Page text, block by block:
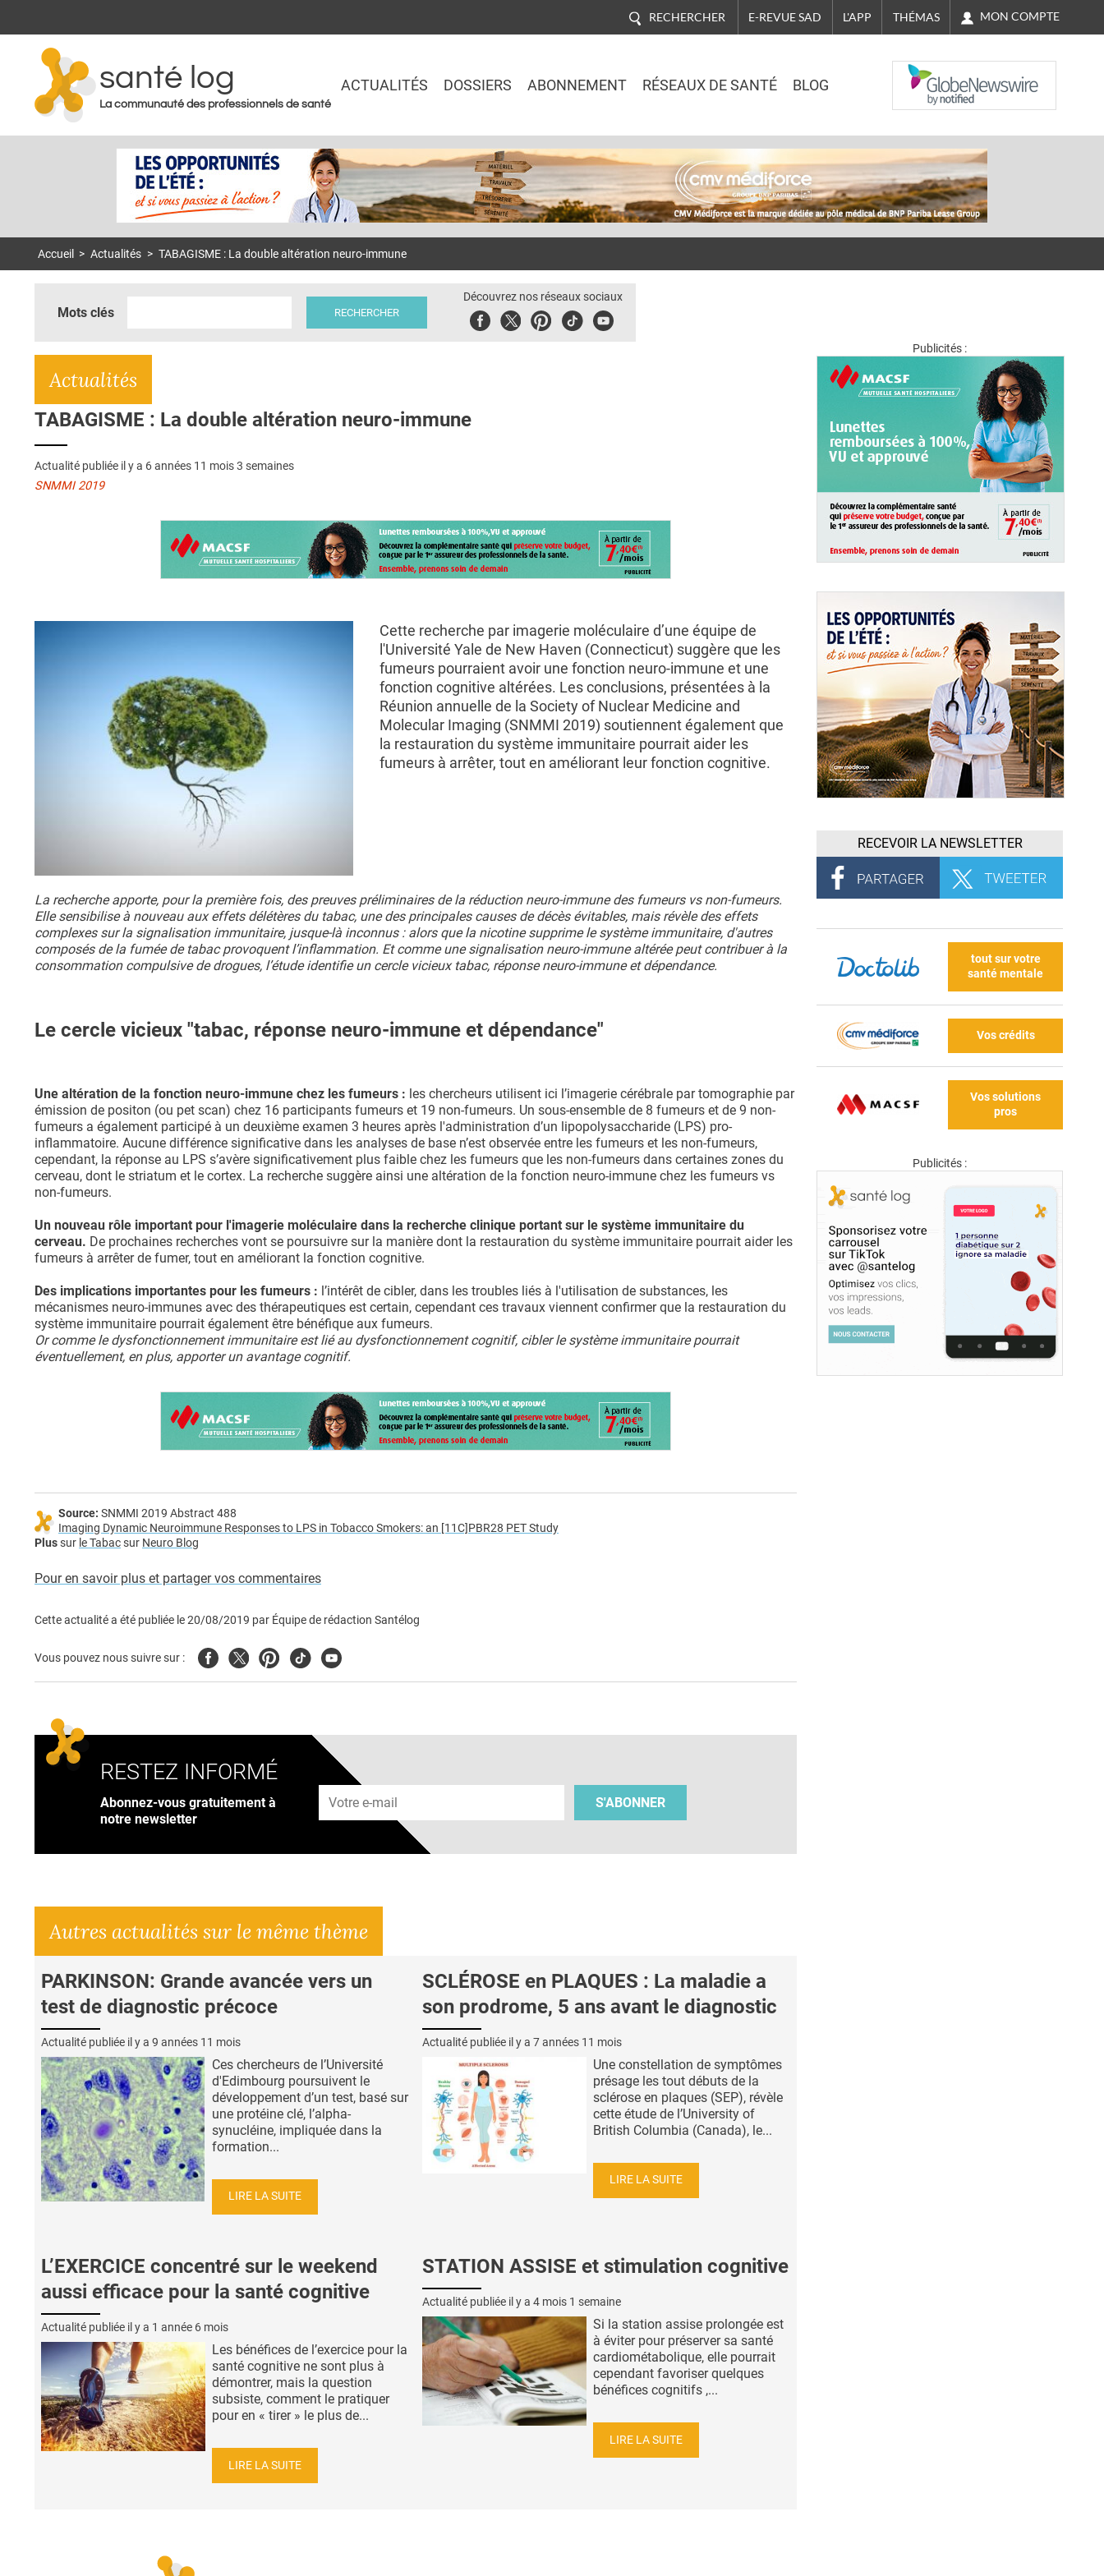
RECHERCHER E-REVUE SAD L'APP THÉMAS MON COMPTE
santé log
La communauté des professionnels de santé
ACTUALITÉS DOSSIERS ABONNEMENT RÉSEAUX DE SANTÉ BLOG
NASDAQ
Accueil > Actualités > TABAGISME : La double altération neuro-immune
Mots clés
Découvrez nos réseaux sociaux
FacebookTwitterPinterest
TiktokYoubute
Actualités
TABAGISME : La double altération neuro-immune
Actualité publiée il y a 6 années 11 mois 3 semaines
SNMMI 2019
Cette recherche par imagerie moléculaire d’une équipe de
l'Université Yale de New Haven (Connecticut) suggère que les
fumeurs pourraient avoir une fonction neuro-immune et une
fonction cognitive altérées. Les conclusions, présentées à la
Réunion annuelle de la Society of Nuclear Medicine and
Molecular Imaging (SNMMI 2019) soutiennent également que
la restauration du système immunitaire pourrait aider les
fumeurs à arrêter, tout en améliorant leur fonction cognitive.
La recherche apporte, pour la première fois, des preuves préliminaires de la réduction neuro-immune des fumeurs vs non-fumeurs.
Elle sensibilise à nouveau aux effets délétères du tabac, une des principales causes de décès évitables, mais révèle des effets
complexes sur la signalisation immunitaire, jusque-là inconnus : alors que la nicotine supprime le système immunitaire, d'autres
composés de la fumée de tabac provoquent l’inflammation. Et comme une signalisation neuro-immune altérée peut contribuer à la
consommation compulsive de drogues, l’étude identifie un cercle vicieux tabac, réponse neuro-immune et dépendance.
Le cercle vicieux "tabac, réponse neuro-immune et dépendance"
Une altération de la fonction neuro-immune chez les fumeurs : les chercheurs utilisent ici l’imagerie cérébrale par tomographie par
émission de positon (ou pet scan) chez 16 participants fumeurs et 19 non-fumeurs. Un sous-ensemble de 8 fumeurs et de 9 non-
fumeurs a également participé à un deuxième examen 3 heures après l'administration d’un lipopolysaccharide (LPS) pro-
inflammatoire. Aucune différence significative dans les analyses de base n’est observée entre les fumeurs et les non-fumeurs,
cependant, la réponse au LPS s’avère significativement plus faible chez les fumeurs que les non-fumeurs dans certaines zones du
cerveau, dont le striatum et le cortex. La recherche suggère ainsi une altération de la fonction neuro-immune chez les fumeurs vs
non-fumeurs.
Un nouveau rôle important pour l'imagerie moléculaire dans la recherche clinique portant sur le système immunitaire du
cerveau. De prochaines recherches vont se poursuivre sur la manière dont la restauration du système immunitaire pourrait aider les
fumeurs à arrêter de fumer, tout en améliorant la fonction cognitive.
Des implications importantes pour les fumeurs : l’intérêt de cibler, dans les troubles liés à l'utilisation de substances, les
mécanismes neuro-immunes avec des thérapeutiques est certain, cependant ces travaux viennent confirmer que la restauration du
système immunitaire pourrait également être bénéfique aux fumeurs.
Or comme le dysfonctionnement immunitaire est lié au dysfonctionnement cognitif, cibler le système immunitaire pourrait
éventuellement, en plus, apporter un avantage cognitif.
Source: SNMMI 2019 Abstract 488
Imaging Dynamic Neuroimmune Responses to LPS in Tobacco Smokers: an [11C]PBR28 PET Study
Plussur le Tabacsur Neuro Blog
Pour en savoir plus et partager vos commentaires
Cette actualité a été publiée le20/08/2019 par Équipe de rédaction Santélog
Vous pouvez nous suivre sur : FacebookTwitterPinterest
TiktokYoutube
RESTEZ INFORMÉ
Abonnez-vous gratuitement à
notre newsletter
Adresse e-mail
S'ABONNER
Autres actualités sur le même thème
PARKINSON: Grande avancée vers un
test de diagnostic précoce
Actualité publiée il y a 9 années 11 mois
Ces chercheurs de l’Université
d'Edimbourg poursuivent le
développement d’un test, basé sur
une protéine clé, l’alpha-
synucléine, impliquée dans la
formation...
LIRE LA SUITE
SCLÉROSE en PLAQUES : La maladie a
son prodrome, 5 ans avant le diagnostic
Actualité publiée il y a 7 années 11 mois
Une constellation de symptômes
présage les tout débuts de la
sclérose en plaques (SEP), révèle
cette étude de l’University of
British Columbia (Canada), le...
LIRE LA SUITE
L’EXERCICE concentré sur le weekend
aussi efficace pour la santé cognitive
Actualité publiée il y a 1 année 6 mois
Les bénéfices de l’exercice pour la
santé cognitive ne sont plus à
démontrer, mais la question
subsiste, comment le pratiquer
pour en « tirer » le plus de...
LIRE LA SUITE
STATION ASSISE et stimulation cognitive
Actualité publiée il y a 4 mois 1 semaine
Si la station assise prolongée est
à éviter pour préserver sa santé
cardiométabolique, elle pourrait
cependant favoriser quelques
bénéfices cognitifs ,...
LIRE LA SUITE
Publicités :
RECEVOIR LA NEWSLETTER
tout sur votre
santé mentale
Vos crédits
Vos solutions
pros
Publicités :